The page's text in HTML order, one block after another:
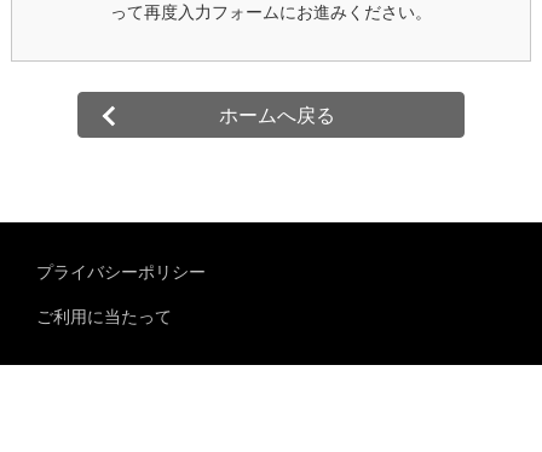
って再度入力フォームにお進みください。
ホームへ戻る
プライバシーポリシー
ご利用に当たって